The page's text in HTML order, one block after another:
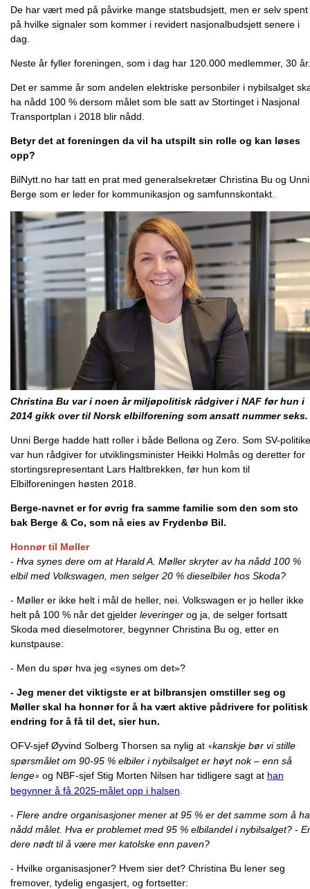
De har vært med på påvirke mange statsbudsjett, men er selv spent
på hvilke signaler som kommer i revidert nasjonalbudsjett senere i
dag.
Neste år fyller foreningen, som i dag har 120.000 medlemmer, 30 år.
Det er samme år som andelen elektriske personbiler i nybilsalget
ha nådd 100 % dersom målet som ble satt av Stortinget i Nasjonal
Transportplan i 2018 blir nådd.
Betyr det at foreningen da vil ha utspilt sin rolle og kan løses
opp?
BilNytt.no har tatt en prat med generalsekretær Christina Bu og Unni
Berge som er leder for kommunikasjon og samfunnskontakt.
Christina Bu var i noen år miljøpolitisk rådgiver i NAF før hun i
2014 gikk over til Norsk elbilforening som ansatt nummer seks.
Unni Berge hadde hatt roller i både Bellona og Zero. Som SV-
var hun rådgiver for utviklingsminister Heikki Holmås og deretter for
stortingsrepresentant Lars Haltbrekken, før hun kom til
Elbilforeningen høsten 2018.
Berge-navnet er for øvrig fra samme familie som den som sto
bak Berge & Co, som nå eies av Frydenbø Bil.
Honnør til Møller
- Hva synes dere om at Harald A. Møller skryter av ha nådd 100 %
elbil med Volkswagen, men selger 20 % dieselbiler hos Skoda?
- Møller er ikke helt i mål de heller, nei. Volkswagen er jo heller ikke
helt på 100 % når det gjelder leveringer og ja, de selger fortsatt
Skoda med dieselmotorer, begynner Christina Bu og, etter en
kunstpause:
- Men du spør hva jeg «synes om det»?
- Jeg mener det viktigste er at bilbransjen omstiller seg og
Møller skal ha honnør for å ha vært aktive pådrivere for politisk
endring for å få til det, sier hun.
OFV-sjef Øyvind Solberg Thorsen sa nylig at «kanskje bør vi stille
spørsmålet om 90-95 % elbiler i nybilsalget er høyt nok – enn så
lenge» og NBF-sjef Stig Morten Nilsen har tidligere sagt at han
begynner å få 2025-målet opp i halsen
- Flere andre organisasjoner mener at 95 % er det samme som å ha
nådd målet. Hva er problemet med 95 % elbilandel i nybilsalget? - Er
dere nødt til å være mer katolske enn paven?
- Hvilke organisasjoner? Hvem sier det? Christina Bu lener seg
fremover, tydelig engasjert, og fortsetter: